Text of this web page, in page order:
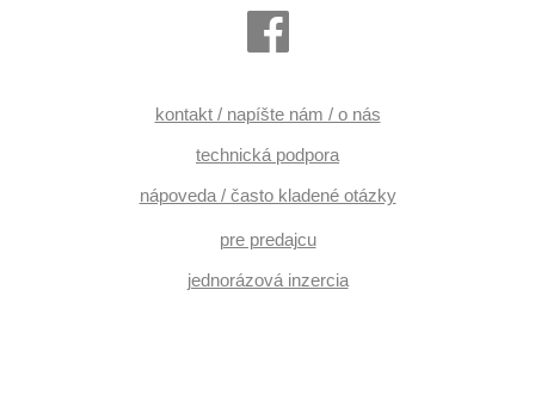
kontakt / napíšte nám / o nás
technická podpora
nápoveda / často kladené otázky
pre predajcu
jednorázová inzercia